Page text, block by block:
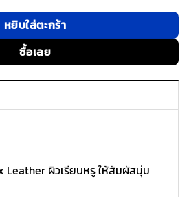
หยิบใส่ตะกร้า
ซื้อเลย
Leather ผิวเรียบหรู ให้สัมผัสนุ่ม